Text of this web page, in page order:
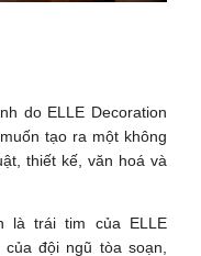
do ELLE Decoration
tạo ra một không
thiết kế, văn hoá và
là trái tim của ELLE
đội ngũ tòa soạn,